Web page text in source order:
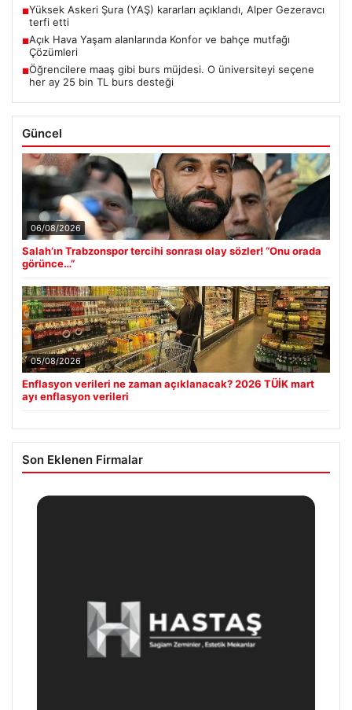
■Yüksek Askeri Şura (YAŞ) kararları açıklandı, Alper Gezeravcı
terfi etti
■Açık Hava Yaşam alanlarında Konfor ve bahçe mutfağı
Çözümleri
■Öğrencilere maaş gibi burs müjdesi. O üniversiteyi seçene
her ay 25 bin TL burs desteği
Güncel
06/08/2026
Salah’ın Trabzonspor tercihi sonrası olay sözler! “Onu orada
görünce…”
05/08/2026
Enflasyon verileri ne zaman açıklanacak? 2026 TÜİK mart
ayı enflasyon verileri
Son Eklenen Firmalar